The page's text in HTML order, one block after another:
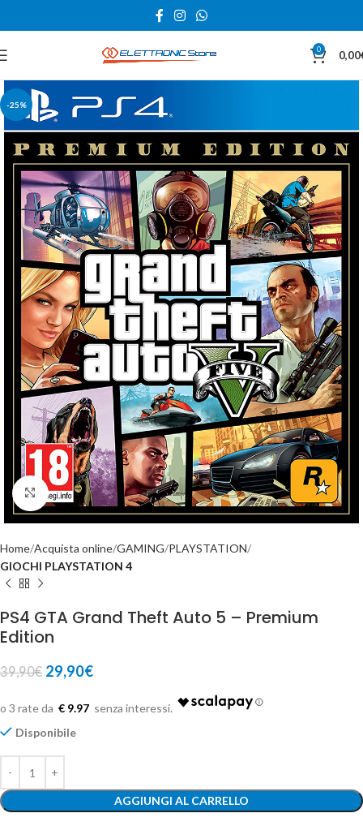
0 0,00
-25%
Click to enlarge
Home Acquista online GAMING PLAYSTATION
GIOCHI PLAYSTATION 4
PS4 GTA Grand Theft Auto 5 – Premium
Edition
39,90€ 29,90€
€ 9.97
Disponibile
AGGIUNGI AL CARRELLO